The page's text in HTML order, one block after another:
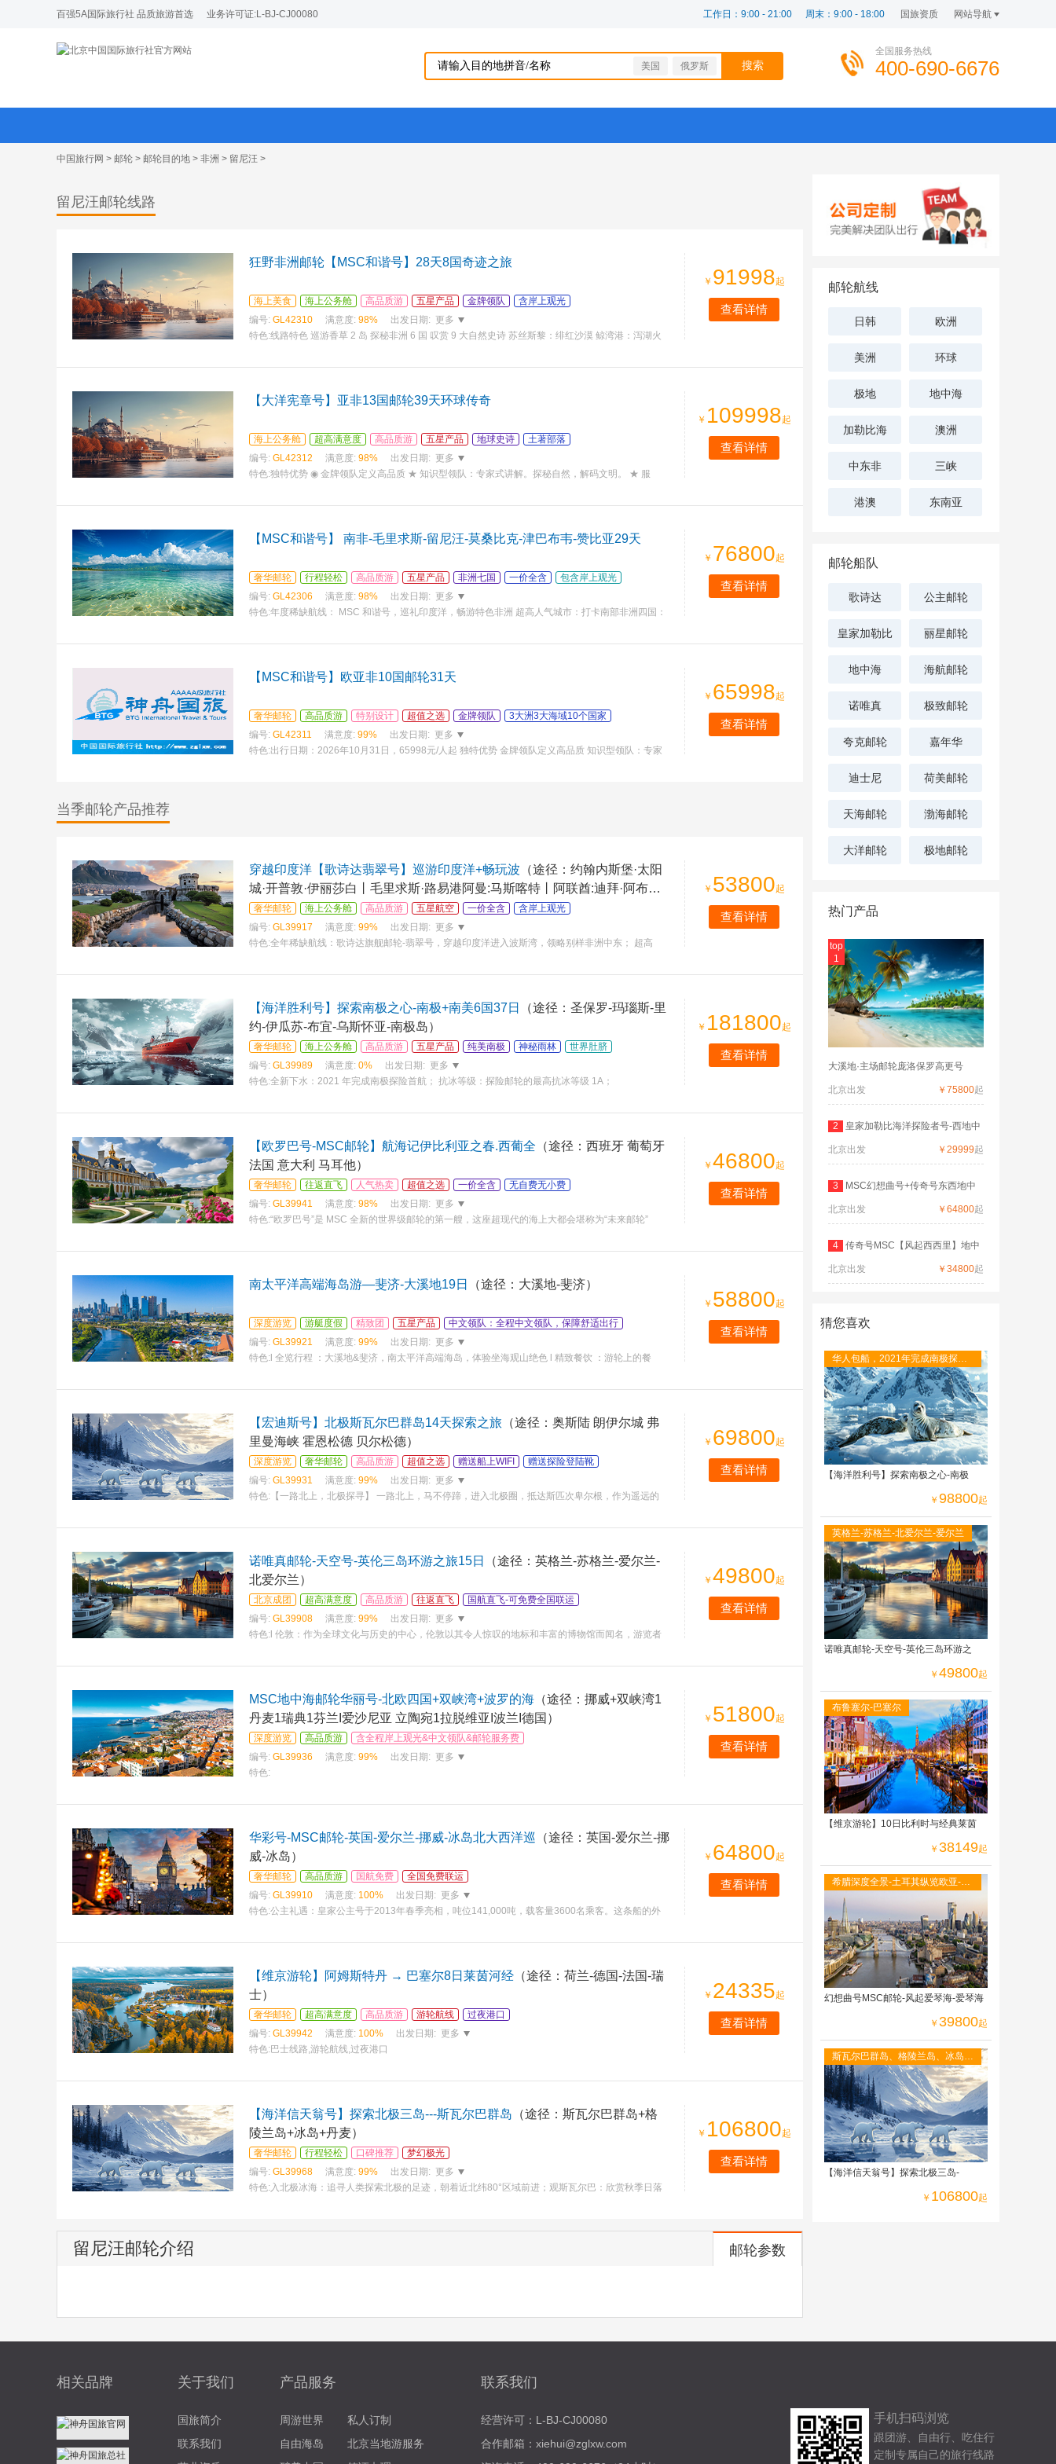
百强5A国际旅行社 品质旅游首选 业务许可证:L-BJ-CJ00080 网站导航
国旅资质
工作日：9:00 - 21:00 周末：9:00 - 18:00
美国 俄罗斯
全国服务热线
400-690-6676
中国旅行网 > 邮轮 > 邮轮目的地 > 非洲 > 留尼汪 >
留尼汪邮轮线路
狂野非洲邮轮【MSC和谐号】28天8国奇迹之旅
海上美食 海上公务舱 高品质游 五星产品 金牌领队
含岸上观光
编号: GL42310 满意度: 98% 出发日期: 更多
特色:线路特色 巡游香草 2 岛 探秘非洲 6 国 叹赏 9 大自然史诗 苏丝斯黎：绯红沙漠 鲸湾港：泻湖火
￥ 91998起
查看详情
【大洋宪章号】亚非13国邮轮39天环球传奇
海上公务舱 超高满意度 高品质游 五星产品 地球史诗
土著部落
编号: GL42312 满意度: 98% 出发日期: 更多
特色:独特优势 ◉ 金牌领队定义高品质 ★ 知识型领队：专家式讲解。探秘自然，解码文明。 ★ 服
￥ 109998起
查看详情
【MSC和谐号】 南非-毛里求斯-留尼汪-莫桑比克-津巴布韦-赞比亚29天
奢华邮轮 行程轻松 高品质游 五星产品 非洲七国 一价全含
包含岸上观光
编号: GL42306 满意度: 98% 出发日期: 更多
特色:年度稀缺航线： MSC 和谐号，巡礼印度洋，畅游特色非洲 超高人气城市：打卡南部非洲四国：
￥ 76800起
查看详情
【MSC和谐号】欧亚非10国邮轮31天
奢华邮轮 高品质游 特别设计 超值之选 金牌领队
3大洲3大海域10个国家
编号: GL42311 满意度: 99% 出发日期: 更多
特色:出行日期：2026年10月31日，65998元/人起 独特优势 金牌领队定义高品质 知识型领队：专家
￥ 65998起
查看详情
当季邮轮产品推荐
穿越印度洋【歌诗达翡翠号】巡游印度洋+畅玩波 （途径：约翰内斯堡·太阳
城·开普敦·伊丽莎白丨毛里求斯·路易港阿曼:马斯喀特丨阿联酋:迪拜·阿布扎
比）
奢华邮轮 海上公务舱 高品质游 五星航空 一价全含
含岸上观光
编号: GL39917 满意度: 99% 出发日期: 更多
特色:全年稀缺航线：歌诗达旗舰邮轮-翡翠号，穿越印度洋进入波斯湾，领略别样非洲中东； 超高
￥ 53800起
查看详情
【海洋胜利号】探索南极之心-南极+南美6国37日
（途径：圣保罗-玛瑙斯-里
约-伊瓜苏-布宜-乌斯怀亚-南极岛）
奢华邮轮 海上公务舱 高品质游 五星产品 纯美南极 神秘雨林
世界肚脐
编号: GL39989 满意度: 0% 出发日期: 更多
特色:全新下水：2021 年完成南极探险首航； 抗冰等级：探险邮轮的最高抗冰等级 1A；
￥ 181800起
查看详情
【欧罗巴号-MSC邮轮】航海记伊比利亚之春.西葡全 （途径：西班牙 葡萄牙
法国 意大利 马耳他）
奢华邮轮 往返直飞 人气热卖 超值之选 一价全含
无自费无小费
编号: GL39941 满意度: 98% 出发日期: 更多
特色:“欧罗巴号”是 MSC 全新的世界级邮轮的第一艘，这座超现代的海上大都会堪称为“未来邮轮”
￥ 46800起
查看详情
南太平洋高端海岛游—斐济-大溪地19日 （途径：大溪地-斐济）
深度游览 游艇度假 精致团 五星产品
中文领队：全程中文领队，保障舒适出行
编号: GL39921 满意度: 99% 出发日期: 更多
特色: l 全览行程 ：大溪地&斐济，南太平洋高端海岛，体验坐海观山绝色 l 精致餐饮 ：游轮上的餐
￥ 58800起
查看详情
【宏迪斯号】北极斯瓦尔巴群岛14天探索之旅 （途径：奥斯陆 朗伊尔城 弗
里曼海峡 霍恩松德 贝尔松德）
深度游览 奢华邮轮 高品质游 超值之选 赠送船上WIFI
赠送探险登陆靴
编号: GL39931 满意度: 99% 出发日期: 更多
特色: 【一路北上，北极探寻】 一路北上，马不停蹄，进入北极圈，抵达斯匹次卑尔根，作为遥远的
￥ 69800起
查看详情
诺唯真邮轮-天空号-英伦三岛环游之旅15日
（途径：英格兰-苏格兰-爱尔兰-
北爱尔兰）
北京成团 超高满意度 高品质游 往返直飞
国航直飞-可免费全国联运
编号: GL39908 满意度: 99% 出发日期: 更多
特色: l 伦敦：作为全球文化与历史的中心，伦敦以其令人惊叹的地标和丰富的博物馆而闻名，游览者
￥ 49800起
查看详情
MSC地中海邮轮华丽号-北欧四国+双峡湾+波罗的海 （途径：挪威+双峡湾1
丹麦1瑞典1芬兰I爱沙尼亚 立陶宛1拉脱维亚I波兰I德国）
深度游览 高品质游
含全程岸上观光&中文领队&邮轮服务费
编号: GL39936 满意度: 99% 出发日期: 更多
特色:
￥ 51800起
查看详情
华彩号-MSC邮轮-英国-爱尔兰-挪威-冰岛北大西洋巡 （途径：英国-爱尔兰-挪
威-冰岛）
奢华邮轮 高品质游 国航免费
全国免费联运
编号: GL39910 满意度: 100% 出发日期: 更多
特色:公主礼遇：皇家公主号于2013年春季亮相，吨位141,000吨，载客量3600名乘客。这条船的外
￥ 64800起
查看详情
【维京游轮】阿姆斯特丹 → 巴塞尔8日莱茵河经 （途径：荷兰-德国-法国-瑞
士）
奢华邮轮 超高满意度 高品质游 游轮航线
过夜港口
编号: GL39942 满意度: 100% 出发日期: 更多
特色: 巴士线路,游轮航线,过夜港口
￥ 24335起
查看详情
【海洋信天翁号】探索北极三岛---斯瓦尔巴群岛 （途径：斯瓦尔巴群岛+格
陵兰岛+冰岛+丹麦）
奢华邮轮 行程轻松 口碑推荐
梦幻极光
编号: GL39968 满意度: 99% 出发日期: 更多
特色: 入北极冰海：追寻人类探索北极的足迹，朝着近北纬80°区域前进；观斯瓦尔巴：欣赏秋季日落
￥ 106800起
查看详情
留尼汪邮轮介绍 邮轮参数
邮轮航线
日韩 欧洲
美洲 环球
极地 地中海
加勒比海 澳洲
中东非 三峡
港澳 东南亚
邮轮船队
歌诗达 公主邮轮
皇家加勒比 丽星邮轮
地中海 海航邮轮
诺唯真 极致邮轮
夸克邮轮 嘉年华
迪士尼 荷美邮轮
天海邮轮 渤海邮轮
大洋邮轮 极地邮轮
热门产品
top
1
大溪地·主场邮轮庞洛保罗高更号
北京出发 ￥75800起
2 皇家加勒比海洋探险者号-西地中
海
北京出发 ￥29999起
3 MSC幻想曲号+传奇号东西地中
海双船
北京出发 ￥64800起
4 传奇号MSC【风起西西里】地中
海环
北京出发 ￥34800起
猜您喜欢
华人包船，2021年完成南极探险
首航，探险邮轮的最高抗冰等级
1A
【海洋胜利号】探索南极之心-南极
￥ 98800起
英格兰-苏格兰-北爱尔兰-爱尔兰
诺唯真邮轮-天空号-英伦三岛环游之
￥ 49800起
布鲁塞尔-巴塞尔
【维京游轮】10日比利时与经典莱茵
￥ 38149起
希腊深度全景-土耳其纵览欧亚-意
大利南北串联-的里雅斯特-威尼斯
幻想曲号MSC邮轮-风起爱琴海-爱琴海
￥ 39800起
斯瓦尔巴群岛、格陵兰岛、冰岛
参观闻名世界的小美人鱼铜像 黄
金圈
【海洋信天翁号】探索北极三岛-
￥ 106800起
相关品牌 关于我们
国旅简介
联系我们
产品服务
周游世界
私人订制
自由海岛
北京当地游服务
联系我们
经营许可：L-BJ-CJ00080
合作邮箱：xiehui@zglxw.com
手机扫码浏览
跟团游、自由行、吃住行
定制专属自己的旅行线路